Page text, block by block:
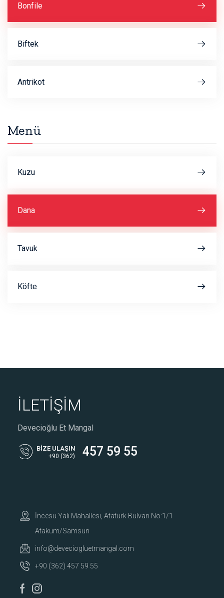
Bonfile
Biftek
Antrikot
Menü
Kuzu
Dana
Tavuk
Köfte
İLETİŞİM
Devecioğlu Et Mangal
BİZE ULAŞIN
+90 (362) 457 59 55
İncesu Yalı Mahallesi, Atatürk Bulvarı No:1/1
Atakum/Samsun
info@deveciogluetmangal.com
+90 (362) 457 59 55